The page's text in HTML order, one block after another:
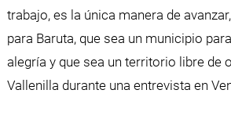
trabajo, es la única manera de
para Baruta, que sea un municipio
alegría y que sea un territorio libre de
Vallenilla durante una entrevista en